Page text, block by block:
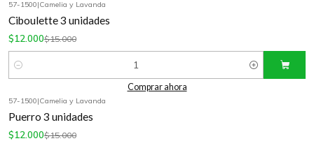
57-1500|Camelia y Lavanda
Ciboulette 3 unidades
$12.000$15.000
Cantidad
Comprar ahora
57-1500|Camelia y Lavanda
Puerro 3 unidades
$12.000$15.000